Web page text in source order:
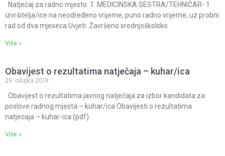
Natječaj za radno mjesto: 1. MEDICINSKA SESTRA/TEHNIČAR- 1
izvršitelja/ice na neodređeno vrijeme, puno radno vrijeme, uz probni
rad od dva mjeseca Uvjeti: Završeno srednjoškolsko
Više »
Obavijest o rezultatima natječaja – kuhar/ica
29. ožujka 2019.
Obavijest o rezultatima javnog natječaja za izbor kandidata za
poslove radnog mjesta – kuhar/ica Obavijesti o rezultatima
natjecaja – kuhar-ica (pdf)
Više »